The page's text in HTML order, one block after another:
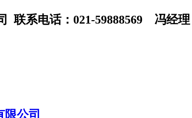
联系电话：021-59888569 冯经理